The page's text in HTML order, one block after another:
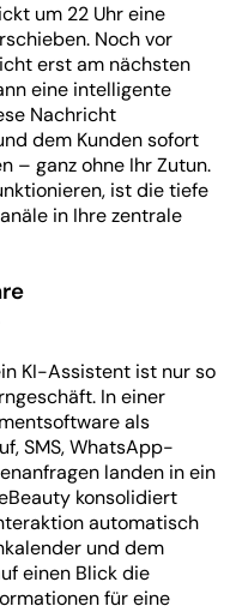
um 22 Uhr eine
Noch vor
erst am nächsten
eine intelligente
Nachricht
dem Kunden sofort
– ganz ohne Ihr Zutun.
ist die tiefe
in Ihre zentrale
KI-Assistent ist nur so
In einer
als
SMS, WhatsApp-
landen in ein
konsolidiert
automatisch
und dem
einen Blick die
für eine